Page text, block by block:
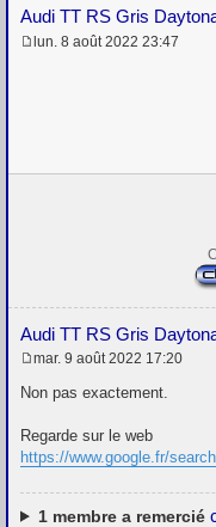
Audi TT RS Gris
lun. 8 août 2022 23:47
Audi TT RS Gris
e
a
g
e
mar. 9 août 2022 17:20
Non pas exactement.
Regarde sur le web
https://www.google.fr/
1membre a remercié